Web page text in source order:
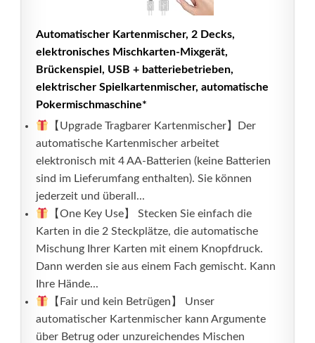
Automatischer Kartenmischer, 2 Decks,
elektronisches Mischkarten-Mixgerät,
Brückenspiel, USB + batteriebetrieben,
elektrischer Spielkartenmischer, automatische
Pokermischmaschine*
【Upgrade Tragbarer Kartenmischer】Der
automatische Kartenmischer arbeitet
elektronisch mit 4 AA-Batterien (keine Batterien
sind im Lieferumfang enthalten). Sie können
jederzeit und überall...
【One Key Use】 Stecken Sie einfach die
Karten in die 2 Steckplätze, die automatische
Mischung Ihrer Karten mit einem Knopfdruck.
Dann werden sie aus einem Fach gemischt. Kann
Ihre Hände...
【Fair und kein Betrügen】 Unser
automatischer Kartenmischer kann Argumente
über Betrug oder unzureichendes Mischen